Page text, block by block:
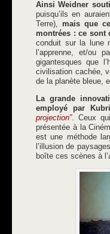
Ainsi Weidner
puisqu’ils en
Terre), mais que
montrées : ce sont
conduit sur la lune
l’apprenne, et/ou
gigantesques que
civilisation cachée,
de la planète bleue,
La grande
employé par
projection”. Ceux
présentée à la
est une méthode
l’illusion de
boîte ces scènes à